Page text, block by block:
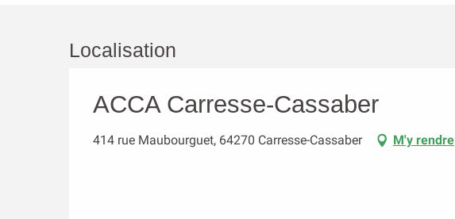
Localisation
ACCA Carresse-Cassaber
414 rue Maubourguet, 64270 Carresse-Cassaber M'y rendre